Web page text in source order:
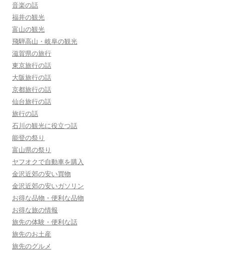
音楽の話
福井の観光
富山の観光
飛騨高山・岐阜の観光
滋賀県の旅行
東京旅行の話
大阪旅行の話
京都旅行の話
仙台旅行の話
旅行の話
石川の観光に役立つ話
能登の祭り
富山県の祭り
ヤフオクで自動車を購入
金沢近郊の安い買物
金沢近郊の安いガソリン
お得な品物・便利な品物
お得な旅の情報
旅先の体験・便利な話
旅先のお土産
旅先のグルメ